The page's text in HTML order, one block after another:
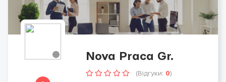
Nova Praca Gr.
(Відгуки: 0)